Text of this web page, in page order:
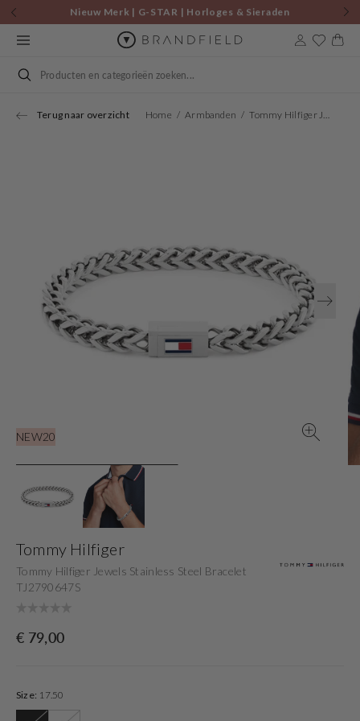
Skip to
content
Nieuw Merk | G-STAR | Horloges & Sieraden
Cart
Search
Terug naar overzicht Home Armbanden Tommy Hilfiger Jewels Stainless Steel Bracelet TJ2790647S
NEW20
in
gallery
Tommy Hilfiger
Tommy Hilfiger Jewels Stainless Steel Bracelet
TJ2790647S
Originele
€ 79,00
Size: 17.50